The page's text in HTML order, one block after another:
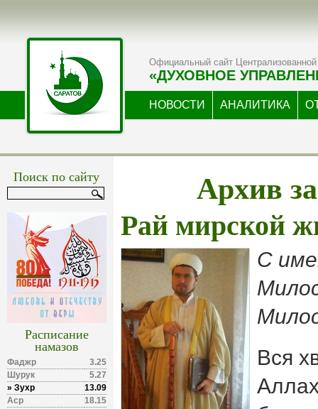
Официальный сайт Централизованной
«ДУХОВНОЕ
НОВОСТИ АНАЛИТИКА
Поиск по сайту
Расписание
намазов
Фаджр
3.25
Шурук
5.27
» Зухр
13.09
Аср
18.15
Архив
Рай мирской
С
Вся